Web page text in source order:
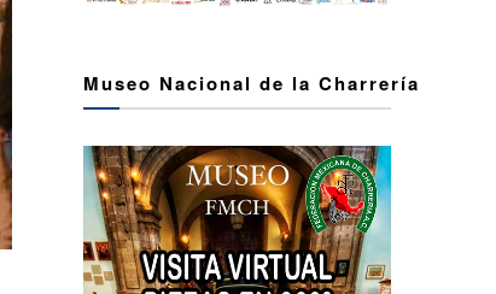
Museo Nacional de la Charrería